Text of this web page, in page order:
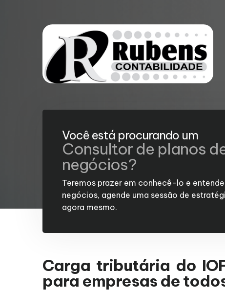
Você está procurando um
Consultor de planos
negócios?
Teremos prazer em conhecê-lo e
negócios, agende uma sessão de
agora mesmo.
Carga tributária do
para empresas de